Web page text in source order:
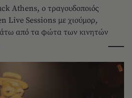
Athens, ο τραγουδοποιός
Live Sessions με χιούμορ,
από τα φώτα των κινητών